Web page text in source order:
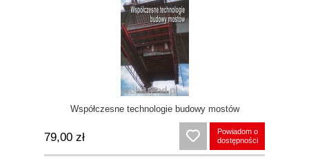
Współczesne technologie budowy mostów
79,00 zł
Powiadom o
dostępności